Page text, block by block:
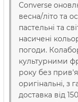
Converse
весна/літо та
пастельні та
насичені
погоди.
культурними
року без
оригінальні, з
доставка від